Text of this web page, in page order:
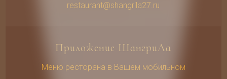
restaurant@shangrila27.ru
Приложение ШангриЛа
Меню ресторана в Вашем мобильном